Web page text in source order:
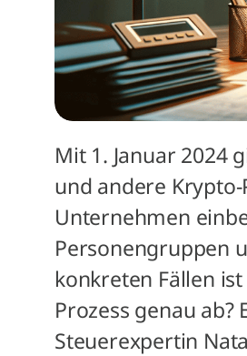
Mit 1. Januar 2024
und andere
Unternehmen
Personengruppen
konkreten Fällen
Prozess genau
Steuerexpertin